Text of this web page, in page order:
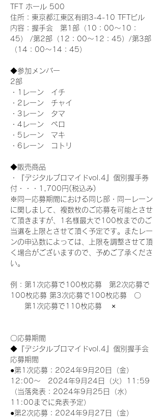
TFT ホール 500
住所：東京都江東区有明3-4-10 TFTビル
内容：握手会　第1部（10：00～10：
45） /第2部（12：00～12：45）/第3部
（14：00～14：45）
◆参加メンバー
2部
・1レーン　イチ
・2レーン　チャイ
・3レーン　タマ
・4レーン　ペロ
・5レーン　マキ
・6レーン　コトリ
◆販売商品
・『デジタルブロマイドvol.4』個別握手券
付・・・1,700円(税込み)
※同一応募期間における同じ部・同一レーン
に関しまして、複数枚のご応募を可能とさせ
て頂きますが、1名様最大で100枚までのご
当選を上限とさせて頂く予定です。またレー
ンの申込数によっては、上限を調整させて頂
く場合がございますので、予めご了承くださ
い。
例：第1次応募で100枚応募　第2次応募で
100枚応募 第3次応募で100枚応募　〇
第1次応募で110枚応募　 ×
〇応募期間
◆『デジタルブロマイドvol.4』個別握手会
応募期間
●第1次応募：2024年9月20日（金）
12:00～　2024年9月24日（火）11:59
（当落発表：2024年9月25日（水）
11:00までに発表予定）
●第2次応募：2024年9月27日（金）